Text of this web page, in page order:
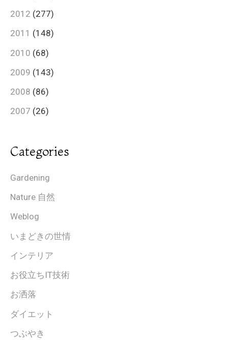
2012 (277)
2011 (148)
2010 (68)
2009 (143)
2008 (86)
2007 (26)
Categories
Gardening
Nature 自然
Weblog
いまどきの世情
インテリア
お役立ちIT技術
お洒落
ダイエット
つぶやき